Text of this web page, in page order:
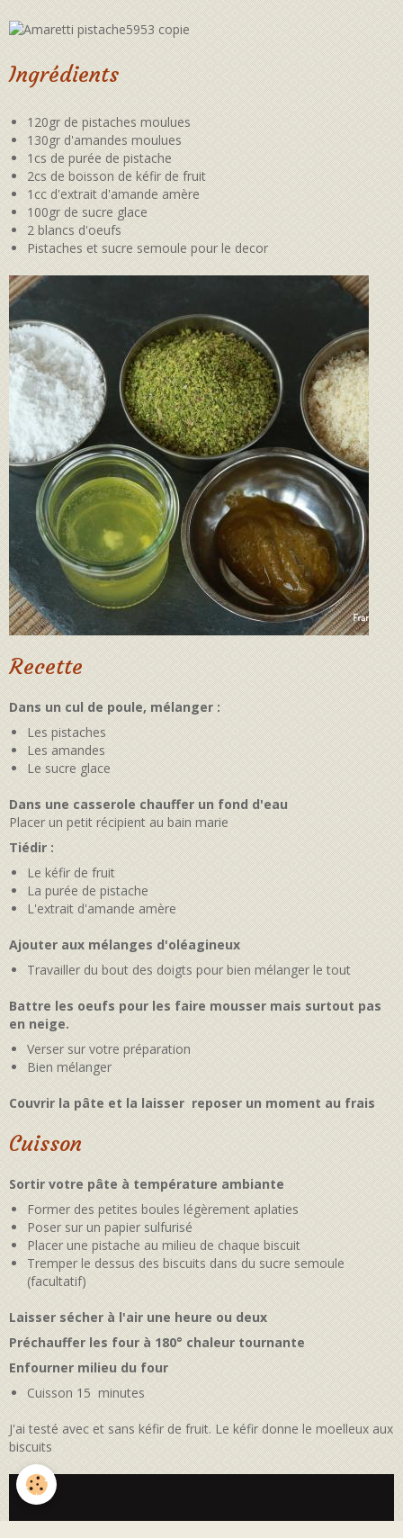
Ingrédients
120gr de pistaches moulues
130gr d'amandes moulues
1cs de purée de pistache
2cs de boisson de kéfir de fruit
1cc d'extrait d'amande amère
100gr de sucre glace
2 blancs d'oeufs
Pistaches et sucre semoule pour le decor
Recette
Dans un cul de poule, mélanger :
Les pistaches
Les amandes
Le sucre glace
Dans une casserole chauffer un fond d'eau
Placer un petit récipient au bain marie
Tiédir :
Le kéfir de fruit
La purée de pistache
L'extrait d'amande amère
Ajouter aux mélanges d'oléagineux
Travailler du bout des doigts pour bien mélanger le tout
Battre les oeufs pour les faire mousser mais surtout pas
en neige.
Verser sur votre préparation
Bien mélanger
Couvrir la pâte et la laisser reposer un moment au frais
Cuisson
Sortir votre pâte à température ambiante
Former des petites boules légèrement aplaties
Poser sur un papier sulfurisé
Placer une pistache au milieu de chaque biscuit
Tremper le dessus des biscuits dans du sucre semoule
(facultatif)
Laisser sécher à l'air une heure ou deux
Préchauffer les four à 180° chaleur tournante
Enfourner milieu du four
Cuisson 15 minutes
J'ai testé avec et sans kéfir de fruit. Le kéfir donne le moelleux aux
biscuits